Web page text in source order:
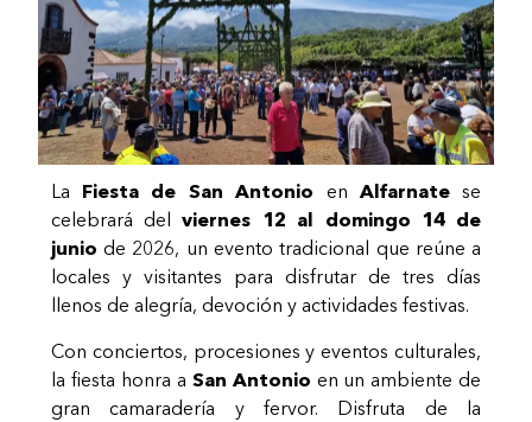
La Fiesta de San Antonio enAlfarnate se
celebrará delviernes 12 al domingo 14 de
junio de 2026, un evento tradicional que reúne a
locales y visitantes para disfrutar de tres días
llenos de alegría, devoción y actividades festivas.
Con conciertos, procesiones y eventos culturales,
la fiesta honra a San Antonio en un ambiente de
gran camaradería y fervor. Disfruta de la